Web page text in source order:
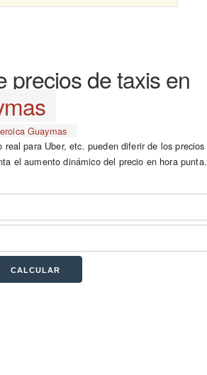
precios de taxis en
Guaymas
para Uber, etc. pueden diferir de los precios
el aumento dinámico del precio en hora punta.